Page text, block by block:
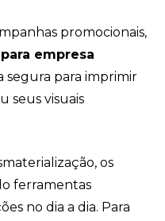
promocionais,
empresa
segura para imprimir
seus visuais
os
ferramentas
no dia a dia. Para